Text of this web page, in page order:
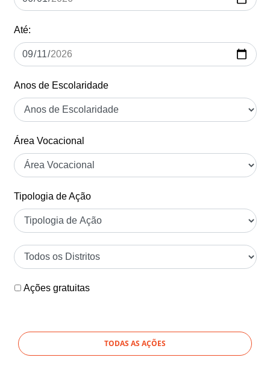
Até:
Anos de Escolaridade
Área Vocacional
Tipologia de Ação
Ações gratuitas
TODAS AS AÇÕES